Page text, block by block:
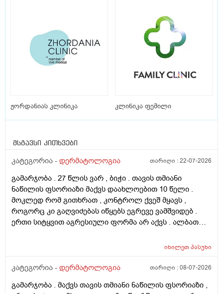
ჟორდანიას კლინიკა კლინიკა ფემილი
მსგავსი კითხვები
კატეგორია - დერმატოლოგია თარიღი :22-07-2026
გამარჯობა . 27 წლის ვარ , ბიჭი . თავის თმიანი
ნაწილის ფსორიაზი მაქვს დაახლოებით 10 წელი .
მოკლედ რომ გითხრათ , კონტროლ ქვეშ მყავს ,
როგორც კი გაღვიძებას იწყებს ეგრევე ვამშვიდებ .
ერთი სიტყვით აგრესიული ფორმა არ აქვს . ალბათ
ასაკი და გენეტიკა , ზუსტად ვერ გეტყვით მაგრამ
შუბლის ხაზიც გადაწეულია უკვე აშკარად . ჩემი
ჩამატება და გახშირება , თუ არის მიზანშეწონილი და
იხილეთპასუხი
კატეგორია - დერმატოლოგია თარიღი :08-07-2026
გამარჯობა . მაქვს თავის თმიანი ნაწილის ფსორიაზი ,